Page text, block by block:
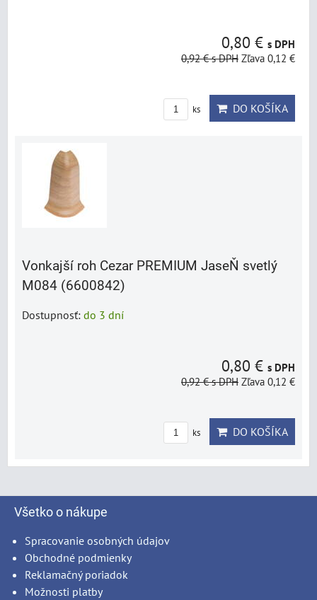
0,80 € s DPH
0,92 €s DPH Zľava 0,12 €
ks DO KOŠÍKA
Vonkajší roh Cezar PREMIUM JaseŇ svetlý
M084 (6600842)
Dostupnosť: do 3 dní
0,80 € s DPH
0,92 €s DPH Zľava 0,12 €
ks DO KOŠÍKA
Všetko o nákupe
Spracovanie osobných údajov
Obchodné podmienky
Reklamačný poriadok
Možnosti platby